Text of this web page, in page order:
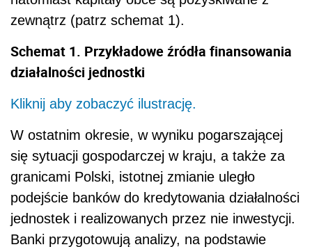
zewnątrz (patrz schemat 1).
Schemat 1. Przykładowe źródła finansowania
działalności jednostki
Kliknij aby zobaczyć ilustrację.
W ostatnim okresie, w wyniku pogarszającej
się sytuacji gospodarczej w kraju, a także za
granicami Polski, istotnej zmianie uległo
podejście banków do kredytowania działalności
jednostek i realizowanych przez nie inwestycji.
Banki przygotowują analizy, na podstawie